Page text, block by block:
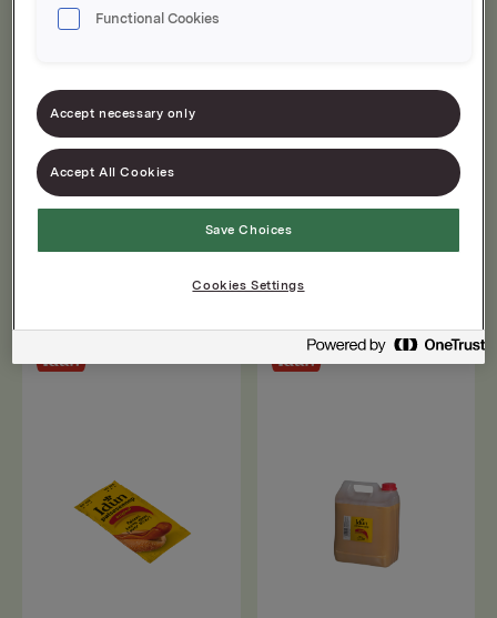
Pølsesennep original
Pølsesennep sterk
Functional Cookies
Accept necessary only
Accept All Cookies
Save Choices
Cookies Settings